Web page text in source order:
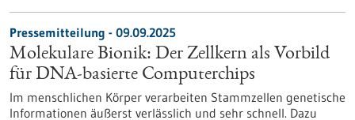
Pressemitteilung - 09.09.2025
Molekulare Bionik: Der Zellkern als Vorbild
für DNA-basierte Computerchips
Im menschlichen Körper verarbeiten Stammzellen genetische
Informationen äußerst verlässlich und sehr schnell. Dazu